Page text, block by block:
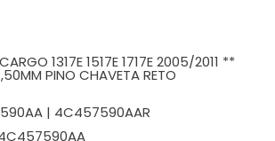
1317E 1517E 1717E 2005/2011 **
PINO CHAVETA RETO
| 4C457590AAR